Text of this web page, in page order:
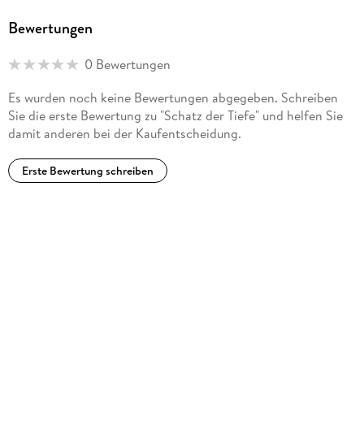
Bewertungen
0 Bewertungen
Es wurden noch keine Bewertungen abgegeben. Schreiben
Sie die erste Bewertung zu "Schatz der Tiefe" und helfen Sie
damit anderen bei der Kaufentscheidung.
Erste Bewertung schreiben